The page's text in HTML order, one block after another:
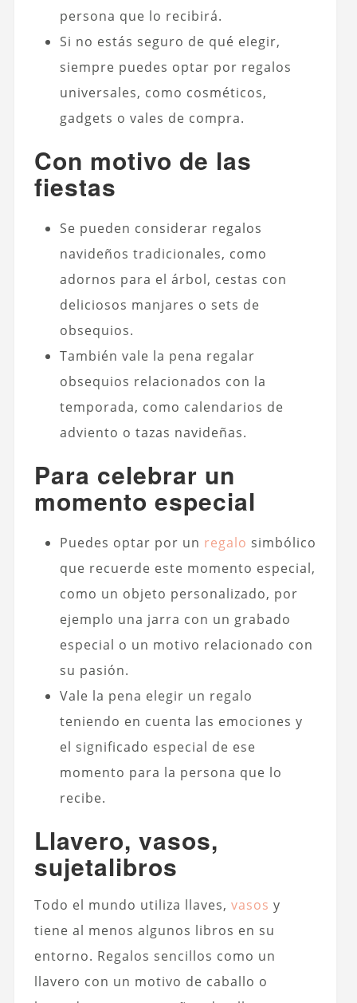
persona que lo recibirá.
Si no estás seguro de qué elegir,
siempre puedes optar por regalos
universales, como cosméticos,
gadgets o vales de compra.
Con motivo de las
fiestas
Se pueden considerar regalos
navideños tradicionales, como
adornos para el árbol, cestas con
deliciosos manjares o sets de
obsequios.
También vale la pena regalar
obsequios relacionados con la
temporada, como calendarios de
adviento o tazas navideñas.
Para celebrar un
momento especial
Puedes optar por un regalo simbólico
que recuerde este momento especial,
como un objeto personalizado, por
ejemplo una jarra con un grabado
especial o un motivo relacionado con
su pasión.
Vale la pena elegir un regalo
teniendo en cuenta las emociones y
el significado especial de ese
momento para la persona que lo
recibe.
Llavero, vasos,
sujetalibros
Todo el mundo utiliza llaves, vasos y
tiene al menos algunos libros en su
entorno. Regalos sencillos como un
llavero con un motivo de caballo o